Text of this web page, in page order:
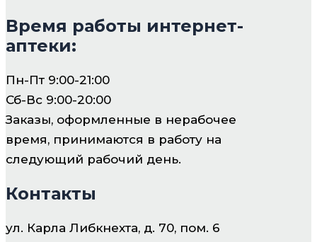
Время работы интернет-
аптеки:
Пн-Пт 9:00-21:00
Сб-Вс 9:00-20:00
Заказы, оформленные в нерабочее
время, принимаются в работу на
следующий рабочий день.
Контакты
ул. Карла Либкнехта, д. 70, пом. 6